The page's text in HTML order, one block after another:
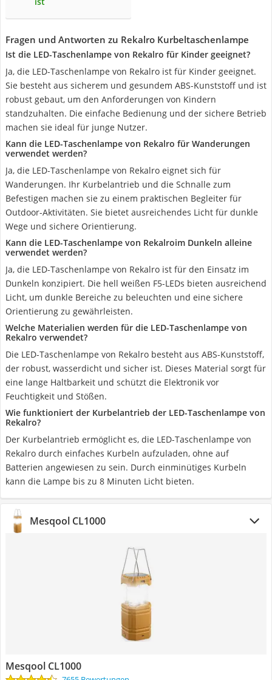
Fragen und Antworten zu Rekalro Kurbeltaschenlampe
Ist die LED-Taschenlampe von Rekalro für Kinder geeignet?
Ja, die LED-Taschenlampe von Rekalro ist für Kinder geeignet.
Sie besteht aus sicherem und gesundem ABS-Kunststoff und ist
robust gebaut, um den Anforderungen von Kindern
standzuhalten. Die einfache Bedienung und der sichere Betrieb
machen sie ideal für junge Nutzer.
Kann die LED-Taschenlampe von Rekalro für Wanderungen
verwendet werden?
Ja, die LED-Taschenlampe von Rekalro eignet sich für
Wanderungen. Ihr Kurbelantrieb und die Schnalle zum
Befestigen machen sie zu einem praktischen Begleiter für
Outdoor-Aktivitäten. Sie bietet ausreichendes Licht für dunkle
Wege und sichere Orientierung.
Kann die LED-Taschenlampe von Rekalroim Dunkeln alleine
verwendet werden?
Ja, die LED-Taschenlampe von Rekalro ist für den Einsatz im
Dunkeln konzipiert. Die hell weißen F5-LEDs bieten ausreichend
Licht, um dunkle Bereiche zu beleuchten und eine sichere
Orientierung zu gewährleisten.
Welche Materialien werden für die LED-Taschenlampe von
Rekalro verwendet?
Die LED-Taschenlampe von Rekalro besteht aus ABS-Kunststoff,
der robust, wasserdicht und sicher ist. Dieses Material sorgt für
eine lange Haltbarkeit und schützt die Elektronik vor
Feuchtigkeit und Stößen.
Wie funktioniert der Kurbelantrieb der LED-Taschenlampe von
Rekalro?
Der Kurbelantrieb ermöglicht es, die LED-Taschenlampe von
Rekalro durch einfaches Kurbeln aufzuladen, ohne auf
Batterien angewiesen zu sein. Durch einminütiges Kurbeln
kann die Lampe bis zu 8 Minuten Licht bieten.
Mesqool CL1000
Mesqool CL1000